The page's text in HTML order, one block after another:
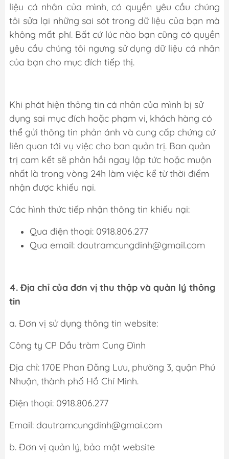
liệu cá nhân của mình, có quyền yêu cầu chúng
tôi sửa lại những sai sót trong dữ liệu của bạn mà
không mất phí. Bất cứ lúc nào bạn cũng có quyền
yêu cầu chúng tôi ngưng sử dụng dữ liệu cá nhân
của bạn cho mục đích tiếp thị.
Khi phát hiện thông tin cá nhân của mình bị sử
dụng sai mục đích hoặc phạm vi, khách hàng có
thể gửi thông tin phản ánh và cung cấp chứng cứ
liên quan tới vụ việc cho ban quản trị. Ban quản
trị cam kết sẽ phản hồi ngay lập tức hoặc muộn
nhất là trong vòng 24h làm việc kể từ thời điểm
nhận được khiếu nại.
Các hình thức tiếp nhận thông tin khiếu nại:
Qua điện thoại: 0918.806.277
Qua email: dautramcungdinh@gmail.com
4. Địa chỉ của đơn vị thu thập và quản lý thông
tin
a. Đơn vị sử dụng thông tin website:
Công ty CP Dầu tràm Cung Đình
Địa chỉ: 170E Phan Đăng Lưu, phường 3, quận Phú
Nhuận, thành phố Hồ Chí Minh.
Điện thoại: 0918.806.277
Email: dautramcungdinh@gmai.com
b. Đơn vị quản lý, bảo mật website